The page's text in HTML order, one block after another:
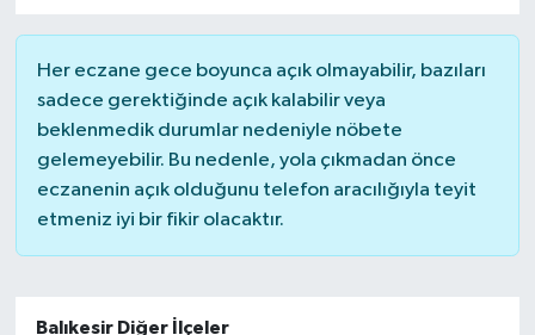
Her eczane gece boyunca açık olmayabilir, bazıları
sadece gerektiğinde açık kalabilir veya
beklenmedik durumlar nedeniyle nöbete
gelemeyebilir. Bu nedenle, yola çıkmadan önce
eczanenin açık olduğunu telefon aracılığıyla teyit
etmeniz iyi bir fikir olacaktır.
Balıkesir Diğer İlçeler
Teknoloji
Bilim
Genel
Bilim, Teknoloji